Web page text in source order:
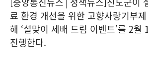
료 환경 개선을 위한 고향사랑기부
해 ‘설맞이 세배 드림 이벤트’를 2월
진행한다.